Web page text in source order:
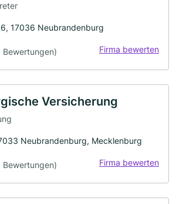
17036 Neubrandenburg
Bewertungen) Firma bewerten
Versicherung
Neubrandenburg, Mecklenburg
Bewertungen) Firma bewerten